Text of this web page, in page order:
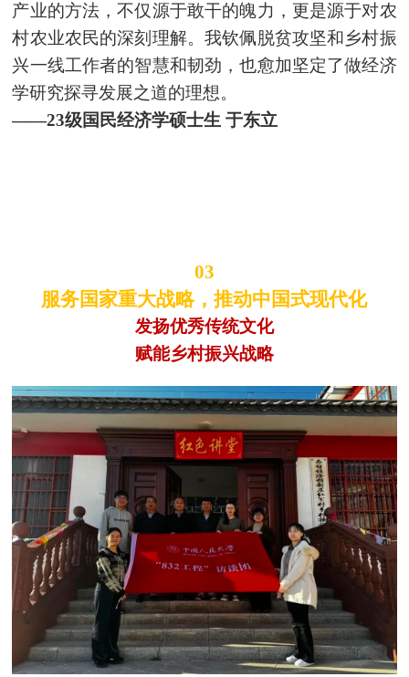
产业的方法，不仅源于敢干的魄力，更是源于对农
村农业农民的深刻理解。我钦佩脱贫攻坚和乡村振
兴一线工作者的智慧和韧劲，也愈加坚定了做经济
学研究探寻发展之道的理想。
——23级国民经济学硕士生 于东立
03
服务国家重大战略，推动中国式现代化
发扬优秀传统文化
赋能乡村振兴战略